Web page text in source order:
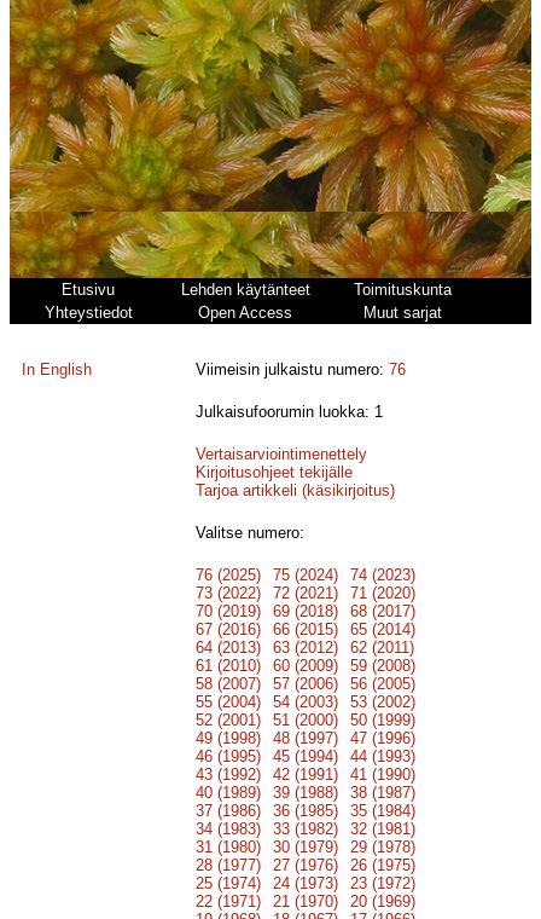
Etusivu Lehden käytänteet
Toimituskunta
Yhteystiedot
Open Access Muut sarjat
In English Viimeisin julkaistu numero:76
Julkaisufoorumin luokka: 1
Vertaisarviointimenettely
Kirjoitusohjeet tekijälle
Tarjoa artikkeli (käsikirjoitus)
Valitse numero:
76 (2025) 75 (2024)
74 (2023)
73 (2022)
72 (2021)
71 (2020)
70 (2019)
69 (2018)
68 (2017)
67 (2016)
66 (2015)
65 (2014)
64 (2013)
63 (2012)
62 (2011)
61 (2010)
60 (2009)
59 (2008)
58 (2007)
57 (2006)
56 (2005)
55 (2004)
54 (2003)
53 (2002)
52 (2001)
51 (2000)
50 (1999)
49 (1998)
48 (1997)
47 (1996)
46 (1995)
45 (1994)
44 (1993)
43 (1992)
42 (1991)
41 (1990)
40 (1989)
39 (1988)
38 (1987)
37 (1986)
36 (1985)
35 (1984)
34 (1983)
33 (1982)
32 (1981)
31 (1980)
30 (1979)
29 (1978)
28 (1977)
27 (1976)
26 (1975)
25 (1974)
24 (1973)
23 (1972)
22 (1971)
21 (1970)
20 (1969)